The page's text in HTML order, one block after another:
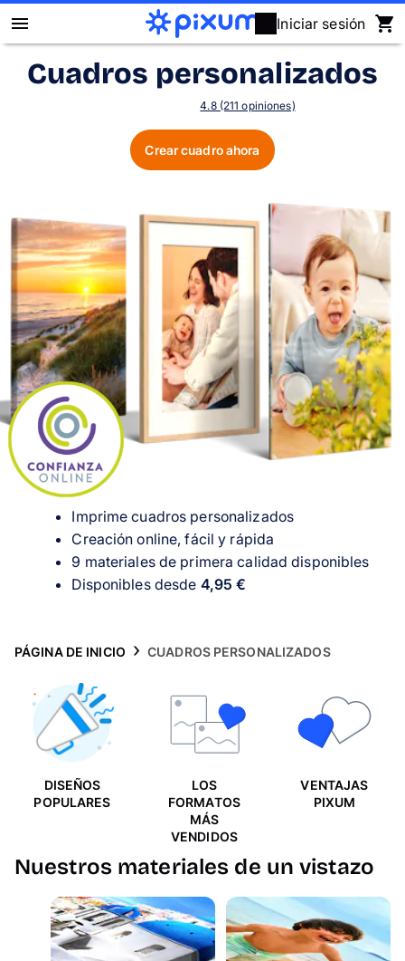
Iniciar sesión
Álbum Digital Pixum
Puzzles
Calendarios
Regalos
Fundas
Tarjetas
Inspiración
Atención al cliente
Cuadros personalizados
4.8 (211 opiniones)
Imprime cuadros personalizados
Creación online, fácil y rápida
9 materiales de primera calidad disponibles
Disponibles desde 4,95 €
Crear cuadro ahora
PÁGINA DE INICIO CUADROS PERSONALIZADOS
DISEÑOS
POPULARES
LOS
FORMATOS
MÁS
VENDIDOS
VENTAJAS
PIXUM
Nuestros materiales de un vistazo